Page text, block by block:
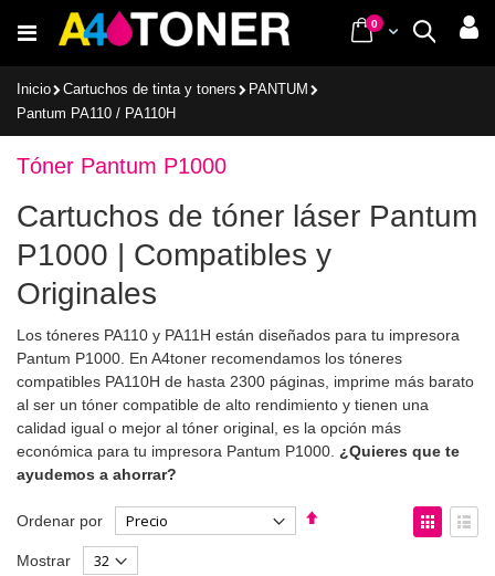
al
Buscar
Cart
0items
Inicio Cartuchos de tinta y toners
PANTUM
Pantum PA110 / PA110H
Tóner Pantum P1000
Cartuchos de tóner láser Pantum
P1000 | Compatibles y
Originales
Los tóneres PA110 y PA11H están diseñados para tu impresora
Pantum P1000. En A4toner recomendamos los tóneres
compatibles PA110H de hasta 2300 páginas, imprime más barato
al ser un tóner compatible de alto rendimiento y tienen una
calidad igual o mejor al tóner original, es la opción más
económica para tu impresora Pantum P1000. ¿Quieres que te
ayudemos a ahorrar?
Ordenar por
Fijar
Ver
como
Mostrar